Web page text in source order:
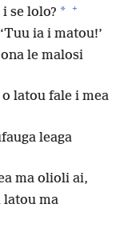
se lolo? * +
ia i matou!’
ona le malosi
latou fale i mea
leaga
ma olioli ai,
latou ma